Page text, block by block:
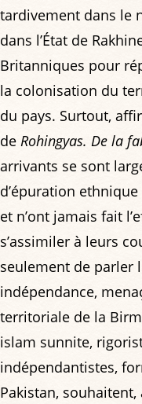
tardivement dans le
dans l’État de
Britanniques pour
la colonisation du
du pays. Surtout,
de Rohingyas. De la
arrivants se sont
d’épuration
et n’ont jamais fait
s’assimiler à leurs
seulement de parler
indépendance,
territoriale de la
islam sunnite,
indépendantistes,
Pakistan,